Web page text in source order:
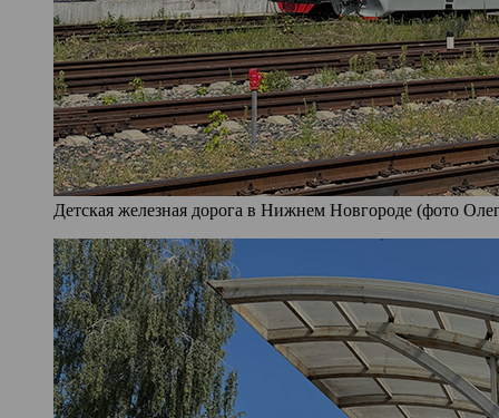
Детская железная дорога в Нижнем Новгороде (фото